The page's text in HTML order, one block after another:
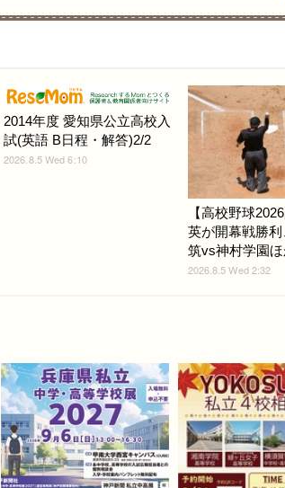
2014年度 愛知県公立高校入
試(英語 B日程・解答)2/2
2026.8.5 Wed 6:10
【高校野球
英が開幕戦勝
筑vs神村学園
2026.8.5 Wed 2:32